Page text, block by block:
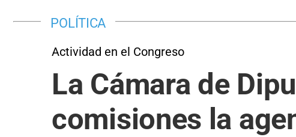
POLÍTICA
Actividad en el Congreso
La Cámara de
comisiones la